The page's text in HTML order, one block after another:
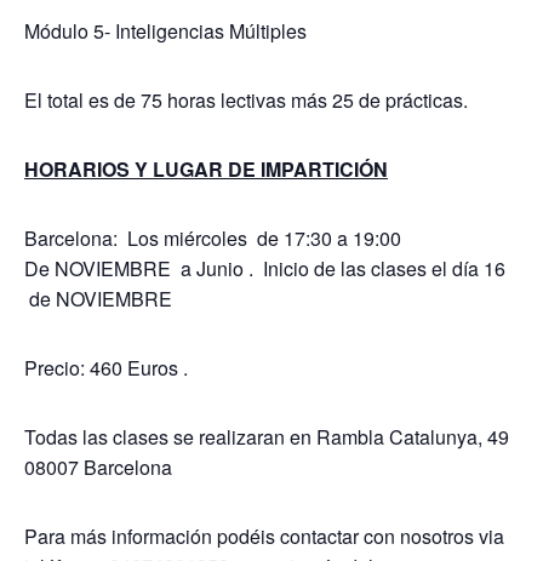
Módulo 5- Inteligencias Múltiples
El total es de 75 horas lectivas más 25 de prácticas.
HORARIOS Y LUGAR DE IMPARTICIÓN
Barcelona: Los miércoles de 17:30 a 19:00
De NOVIEMBRE a Junio . Inicio de las clases el día 16
de NOVIEMBRE
Precio: 460 Euros .
Todas las clases se realizaran en Rambla Catalunya, 49
08007 Barcelona
Para más información podéis contactar con nosotros via